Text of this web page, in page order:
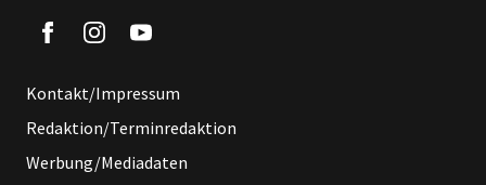
Kontakt/Impressum
Redaktion/Terminredaktion
Werbung/Mediadaten